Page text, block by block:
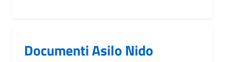
Documenti Asilo Nido